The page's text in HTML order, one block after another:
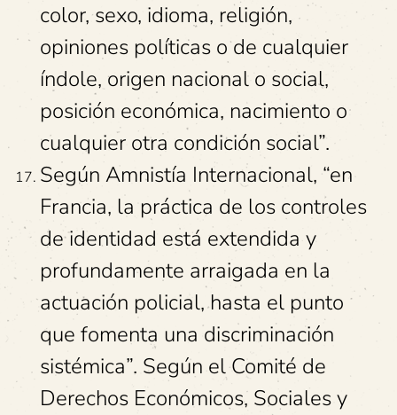
color, sexo, idioma, religión,
opiniones políticas o de cualquier
índole, origen nacional o social,
posición económica, nacimiento o
cualquier otra condición social”.
Según Amnistía Internacional, “en
Francia, la práctica de los controles
de identidad está extendida y
profundamente arraigada en la
actuación policial, hasta el punto
que fomenta una discriminación
sistémica”. Según el Comité de
Derechos Económicos, Sociales y